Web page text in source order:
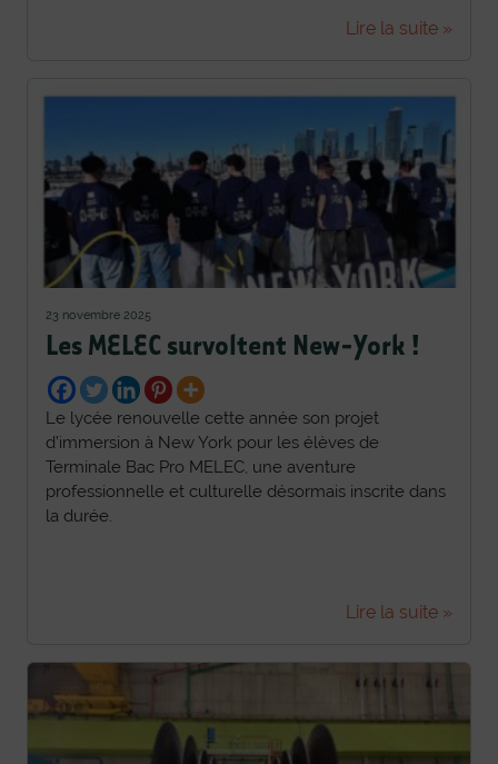
Lire la suite »
23 novembre 2025
Les MELEC survoltent New-York !
Le lycée renouvelle cette année son projet
d’immersion à New York pour les élèves de
Terminale Bac Pro MELEC, une aventure
professionnelle et culturelle désormais inscrite dans
la durée.
Lire la suite »